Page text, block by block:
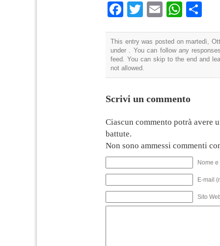
Facebook
TwitterEmail
This entry was posted on martedì,
under . You can follow any
feed. You can skip to the end and
not allowed.
Scrivi un commento
Ciascun commento potrà avere
battute.
Non sono ammessi commenti
Nome
E-mail
Sito